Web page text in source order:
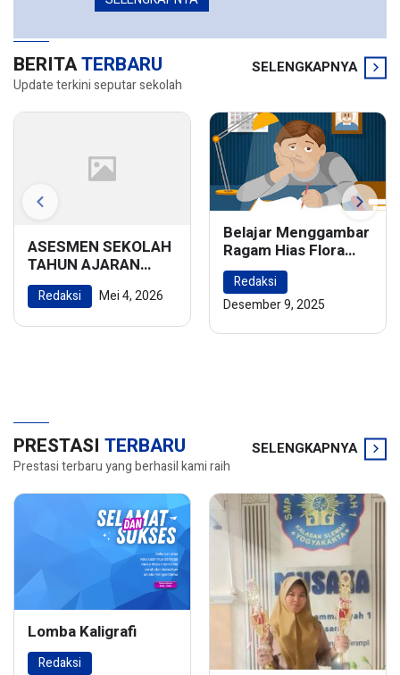
BERITATERBARU
Update terkini seputar sekolah
SELENGKAPNYA
ASESMEN SEKOLAH
TAHUN AJARAN
2025/2026
Redaksi Mei 4, 2026
Belajar Menggambar
Ragam Hias Flora
dan Fauna:
Menghidupkan
Keindahan Alam
Redaksi
Desember 9, 2025
PRESTASI TERBARU
Prestasi terbaru yang berhasil kami raih
SELENGKAPNYA
Lomba Kaligrafi
Redaksi